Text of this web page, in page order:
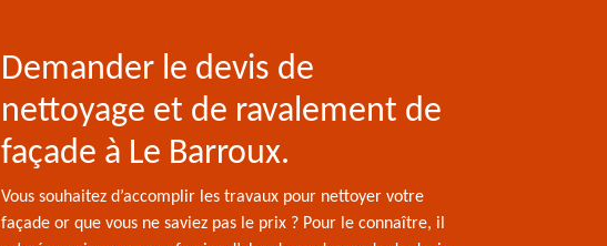
Demander le devis de
nettoyage et de ravalement de
façade à Le Barroux.
Vous souhaitez d’accomplir les travaux pour nettoyer votre
façade or que vous ne saviez pas le prix ? Pour le connaître, il